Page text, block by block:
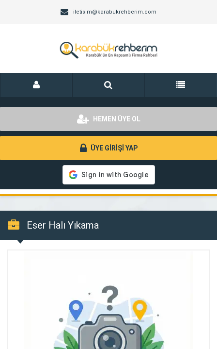
iletisim@karabukrehberim.com
HEMEN ÜYE OL
ÜYE GİRİŞİ YAP
Eser Halı Yıkama